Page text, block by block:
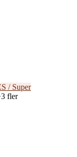
/ Super
fler